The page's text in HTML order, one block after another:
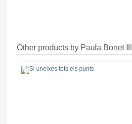
Other products by Paula Bonet